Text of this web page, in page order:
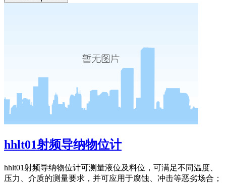
hhlt01射频导纳物位计
hhlt01射频导纳物位计可测量液位及料位，可满足不同温度、
压力、介质的测量要求，并可应用于腐蚀、冲击等恶劣场合；